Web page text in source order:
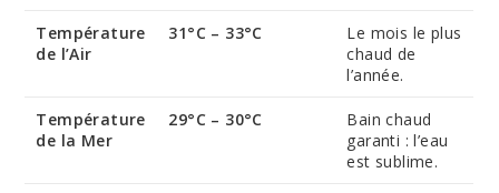
Température
de l’Air
31°C – 33°C
Le mois le plus
chaud de
l’année.
Température
de la Mer
29°C – 30°C
Bain chaud
garanti : l’eau
est sublime.